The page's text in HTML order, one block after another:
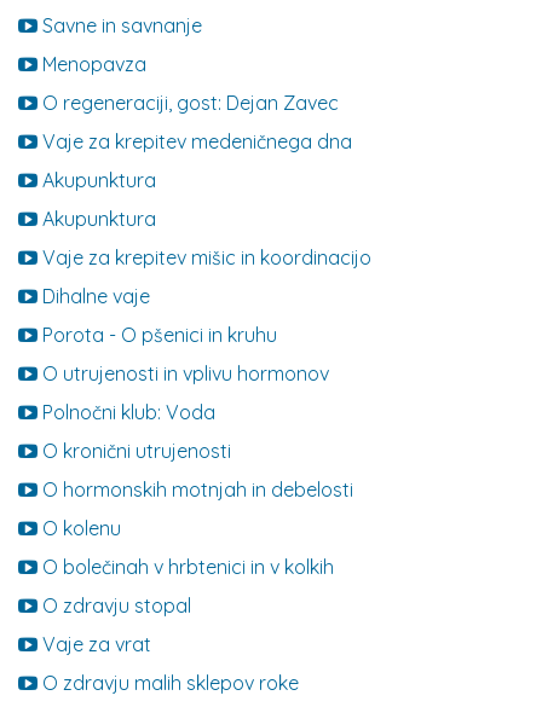
Savne in savnanje
Menopavza
O regeneraciji, gost: Dejan Zavec
Vaje za krepitev medeničnega dna
Akupunktura
Akupunktura
Vaje za krepitev mišic in koordinacijo
Dihalne vaje
Porota - O pšenici in kruhu
O utrujenosti in vplivu hormonov
Polnočni klub: Voda
O kronični utrujenosti
O hormonskih motnjah in debelosti
O kolenu
O bolečinah v hrbtenici in v kolkih
O zdravju stopal
Vaje za vrat
O zdravju malih sklepov roke